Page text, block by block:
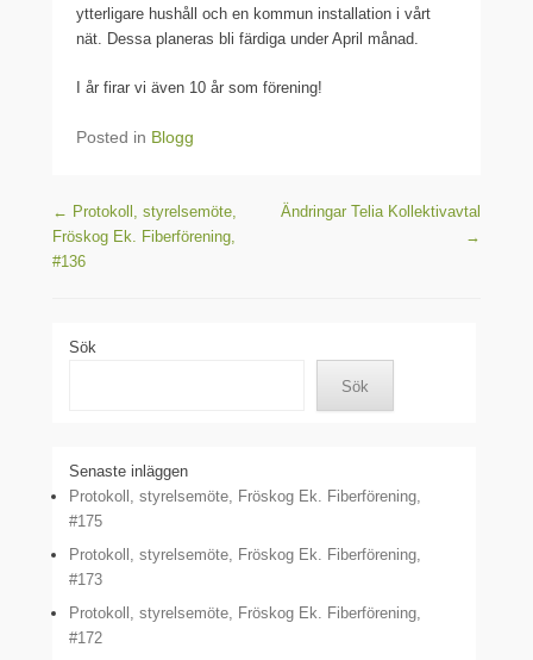
ytterligare hushåll och en kommun installation i vårt
nät. Dessa planeras bli färdiga under April månad.
I år firar vi även 10 år som förening!
Posted in Blogg
Post navigation
← Protokoll, styrelsemöte,
Fröskog Ek. Fiberförening,
#136
Ändringar Telia Kollektivavtal
→
Sök
Sök
Senaste inläggen
Protokoll, styrelsemöte, Fröskog Ek. Fiberförening,
#175
Protokoll, styrelsemöte, Fröskog Ek. Fiberförening,
#173
Protokoll, styrelsemöte, Fröskog Ek. Fiberförening,
#172